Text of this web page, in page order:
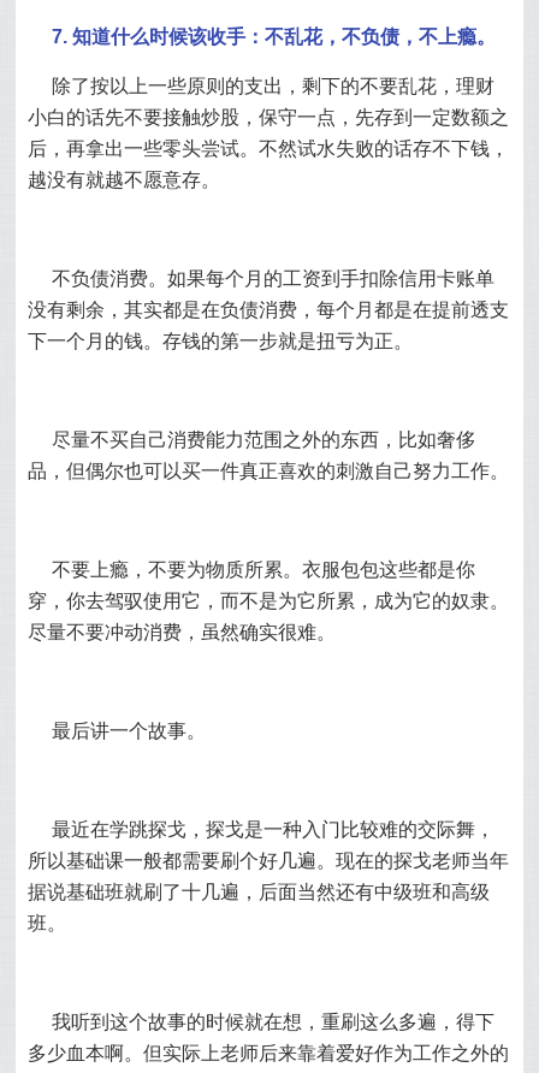
7. 知道什么时候该收手：不乱花，不负债，不上瘾。
除了按以上一些原则的支出，剩下的不要乱花，理财
小白的话先不要接触炒股，保守一点，先存到一定数额之
后，再拿出一些零头尝试。不然试水失败的话存不下钱，
越没有就越不愿意存。
不负债消费。如果每个月的工资到手扣除信用卡账单
没有剩余，其实都是在负债消费，每个月都是在提前透支
下一个月的钱。存钱的第一步就是扭亏为正。
尽量不买自己消费能力范围之外的东西，比如奢侈
品，但偶尔也可以买一件真正喜欢的刺激自己努力工作。
不要上瘾，不要为物质所累。衣服包包这些都是你
穿，你去驾驭使用它，而不是为它所累，成为它的奴隶。
尽量不要冲动消费，虽然确实很难。
最后讲一个故事。
最近在学跳探戈，探戈是一种入门比较难的交际舞，
所以基础课一般都需要刷个好几遍。现在的探戈老师当年
据说基础班就刷了十几遍，后面当然还有中级班和高级
班。
我听到这个故事的时候就在想，重刷这么多遍，得下
多少血本啊。但实际上老师后来靠着爱好作为工作之外的